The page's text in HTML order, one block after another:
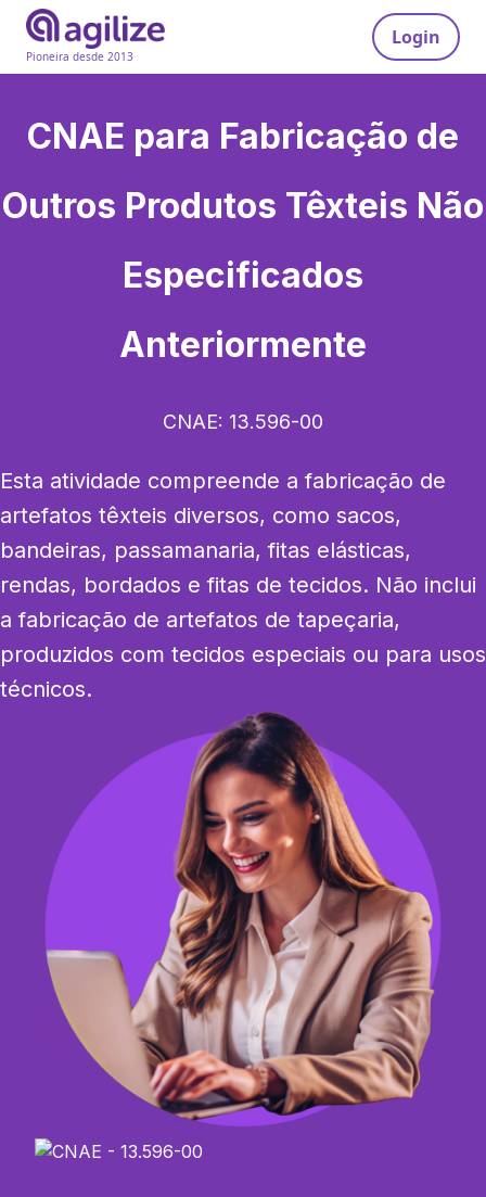
Pioneira desde 2013
Login
CNAE para Fabricação de
Outros Produtos Têxteis Não
Especificados
Anteriormente
CNAE: 13.596-00
Esta atividade compreende a fabricação de
artefatos têxteis diversos, como sacos,
bandeiras, passamanaria, fitas elásticas,
rendas, bordados e fitas de tecidos. Não inclui
a fabricação de artefatos de tapeçaria,
produzidos com tecidos especiais ou para usos
técnicos.